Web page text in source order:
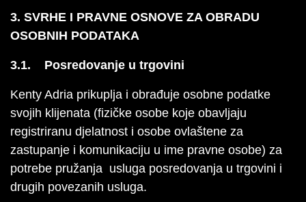
3. SVRHE I PRAVNE OSNOVE ZA OBRADU
OSOBNIH PODATAKA
3.1. Posredovanje u trgovini
Kenty Adria prikuplja i obrađuje osobne podatke
svojih klijenata (fizičke osobe koje obavljaju
registriranu djelatnost i osobe ovlaštene za
zastupanje i komunikaciju u ime pravne osobe) za
potrebe pružanja usluga posredovanja u trgovini i
drugih povezanih usluga.